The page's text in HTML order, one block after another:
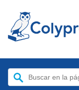
Buscar: